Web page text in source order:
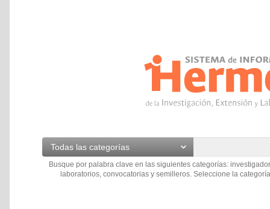
Todas las categorías
Busque por palabra clave en las siguientes categorías:
laboratorios, convocatorias y semilleros. Seleccione la